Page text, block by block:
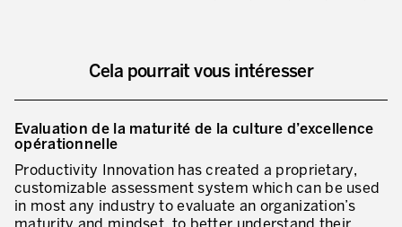
Cela pourrait vous intéresser
Evaluation de la maturité de la culture d’excellence
opérationnelle
Productivity Innovation has created a proprietary,
customizable assessment system which can be used
in most any industry to evaluate an organization’s